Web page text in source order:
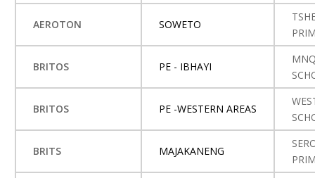
AEROTON SOWETO
BRITOS PE - IBHAYI
BRITOS PE -WESTERN AREAS
BRITS MAJAKANENG